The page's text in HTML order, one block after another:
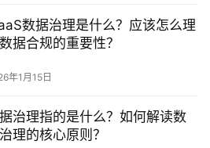
数据治理是什么？应该怎么理
据合规的重要性？
年1月15日
治理指的是什么？如何解读数
理的核心原则？